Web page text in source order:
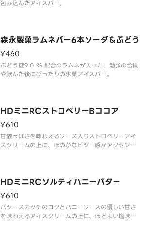
包み込んだアイスバー。
森永製菓ラムネバー6本ソーダ＆ぶどう
¥460
ぶどう糖9 0 ％ 配合のラムネが入った、勉強の合間
や飲んだ後にぴったりの氷菓アイスバー。
HDミニRCストロベリーBココア
¥610
甘酸っぱさを味わえるソース入りストロベリーアイ
スクリームの上に、ほのかなビター感がアクセント
HDミニRCソルティハニーバター
¥610
バタースカッチのコクとハニーソースの優しい甘さ
を味わえるアイスクリームの上に、ほどよい塩味を